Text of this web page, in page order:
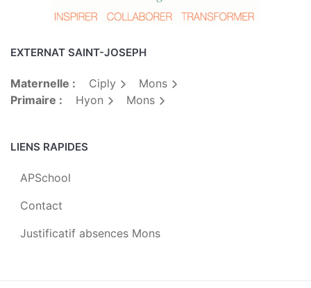
EXTERNAT SAINT-JOSEPH
Maternelle : Ciply
Mons
Primaire :
Hyon Mons
LIENS RAPIDES
APSchool
Contact
Justificatif absences Mons